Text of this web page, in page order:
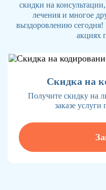
скидки на
лечения и многое
выздоровлению
акциях
Скидка на
Получите скидку на
заказе